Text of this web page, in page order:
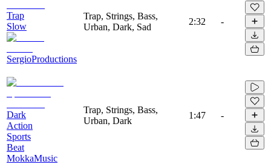
Trap
Slow
SergioProductions
Trap, Strings, Bass,
Urban, Dark, Sad
2:32 -
Dark
Action
Sports
Beat
MokkaMusic
Trap, Strings, Bass,
Urban, Dark
1:47 -